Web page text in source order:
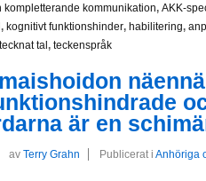
kompletterande kommunikation, AKK-
, kognitivt funktionshinder, habilitering,
tecknat tal, teckenspråk
är en
av Terry Grahn Publicerat i Anhöriga